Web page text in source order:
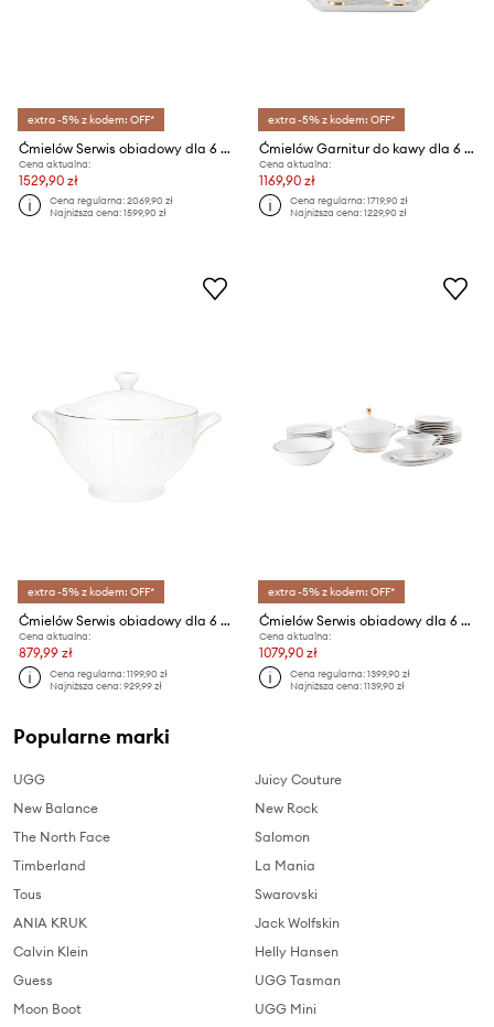
extra -5% z kodem: OFF*
Ćmielów Serwis obiadowy dla 6 os. Margaret
Cena aktualna:
1529,90 zł
Cena regularna:2069,90 zł
Najniższa cena:1599,90 zł
extra -5% z kodem: OFF*
Ćmielów Garnitur do kawy dla 6 os. Margaret
Cena aktualna:
1169,90 zł
Cena regularna:1719,90 zł
Najniższa cena:1229,90 zł
extra -5% z kodem: OFF*
Ćmielów Serwis obiadowy dla 6 os. Oktawa
Cena aktualna:
879,99 zł
Cena regularna:1199,90 zł
Najniższa cena:929,99 zł
extra -5% z kodem: OFF*
Ćmielów Serwis obiadowy dla 6 os. Margaret
Cena aktualna:
1079,90 zł
Cena regularna:1399,90 zł
Najniższa cena:1139,90 zł
Popularne marki
UGG
New Balance
The North Face
Timberland
Tous
ANIA KRUK
Calvin Klein
Guess
Moon Boot
Juicy Couture
New Rock
Salomon
La Mania
Swarovski
Jack Wolfskin
Helly Hansen
UGG Tasman
UGG Mini